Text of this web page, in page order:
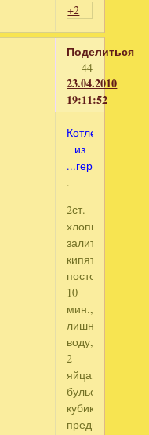
+2
Поделиться
44
23.04.2010
19:11:52
Котлетки
из
...геркулеса
.
2ст.
хлопьев
залить
кипятком,пусть
постоит
10
мин.,слить
лишнюю
воду,добавить
2
яйца,2
бульонных
кубика(я
предпочитаю